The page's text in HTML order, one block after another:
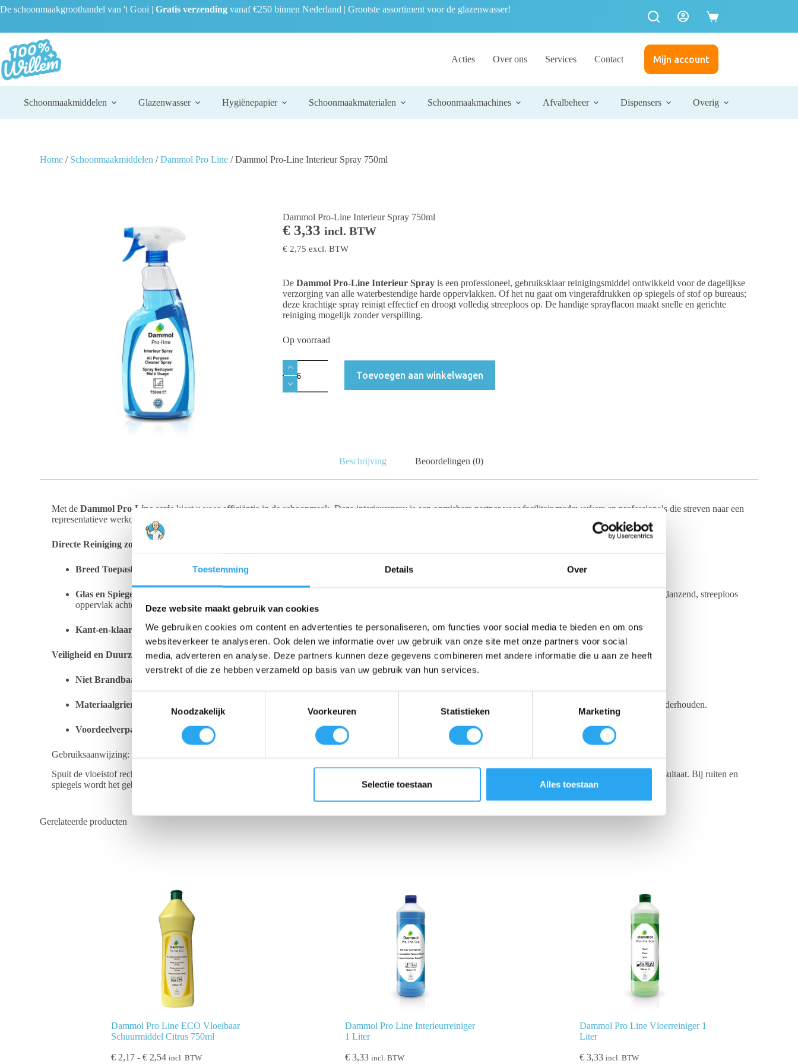
Toestemming Details Over
Deze website maakt gebruik van cookies
We gebruiken cookies om content en advertenties te personaliseren, om functies voor social media te bieden en om ons
websiteverkeer te analyseren. Ook delen we informatie over uw gebruik van onze site met onze partners voor social
media, adverteren en analyse. Deze partners kunnen deze gegevens combineren met andere informatie die u aan ze heeft
verstrekt of die ze hebben verzameld op basis van uw gebruik van hun services.
e
e
m
i
Noodzakelijk Voorkeuren Statistieken Marketing
Selectie toestaan Alles toestaan
De schoonmaakgroothandel van 't Gooi | Gratis verzending vanaf €250 binnen Nederland | Grootste assortiment voor de glazenwasser!
Acties Over ons Services Contact Mijn account
Schoonmaakmiddelen Glazenwasser Hygiënepapier Schoonmaakmaterialen Schoonmaakmachines Afvalbeheer Dispensers Overig
Home / Schoonmaakmiddelen /Dammol Pro Line / Dammol Pro-Line Interieur Spray 750ml
Dammol Pro-Line Interieur Spray 750ml
€ 3,33 incl. BTW
€ 2,75 excl. BTW
DeDammol Pro-Line Interieur Spray is een professioneel, gebruiksklaar reinigingsmiddel ontwikkeld voor de dagelijkse
verzorging van alle waterbestendige harde oppervlakken. Of het nu gaat om vingerafdrukken op spiegels of stof op bureaus;
deze krachtige spray reinigt effectief en droogt volledig streeploos op. De handige sprayflacon maakt snelle en gerichte
reiniging mogelijk zonder verspilling.
Op voorraad
Toevoegen aan winkelwagen
Beschrijving Beoordelingen (0)
Met deDammol Pro-Line serie kiest u voor efficiëntie in de schoonmaak. Deze interieurspray is een onmisbare partner voor facilitair medewerkers en professionals die streven naar een
representatieve werkomgeving in een handomdraai.
Directe Reiniging zonder Moeite
Breed Toepasbaar: Ideaal voor het reinigen van bureaus, tafels, kasten, deuren en andere kunststof of gelakte oppervlakken.
Glas en Spiegels:
Dankzij de speciale samenstelling is de spray ook uitermate geschikt voor ruiten en spiegels. Het product verwijdert vet en vuil en laat een glanzend, streeploos
oppervlak achter.
Kant-en-klaar: U hoeft niet te mengen of te doseren. De sprayflacon is direct klaar voor gebruik, wat tijd bespaart en de kans op doseerfouten minimaliseert.
Veiligheid en DuurzaamheidDammol Pro-Line biedt een veilige oplossing voor dagelijks gebruik:
Niet Brandbaar:
Materiaalgriendelijk: Veilig te gebruiken op alle oppervlakken die bestand zijn tegen water, waardoor u met één product nagenoeg uw hele interieur kunt onderhouden.
Voordeelverpakking: Deze set bevat , zodat u altijd voldoende voorraad heeft voor grotere projecten of meerdere afdelingen.
Gebruiksaanwijzing:
Spuit de vloeistof rechtstreeks op het oppervlak of op een schone microvezeldoek. Wrijf het oppervlak schoon en laat het aan de lucht drogen voor een streeploos resultaat. Bij ruiten en
spiegels wordt het gebruik van een droge microvezeldoek of papier aanbevolen voor extra glans.
Gerelateerde producten
Dammol Pro Line ECO Vloeibaar
Schuurmiddel Citrus 750ml
€ 2,17 -€ 2,54 incl. BTW
Dammol Pro Line Interieurreiniger
1 Liter
€ 3,33 incl. BTW
Dammol Pro Line Vloerreiniger 1
Liter
€3,33 incl. BTW